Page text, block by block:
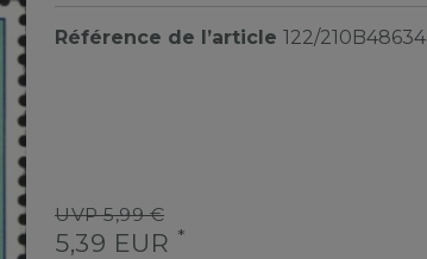
Référence de l’article 122/210B48634
UVP 5,99 €
5,39 EUR *